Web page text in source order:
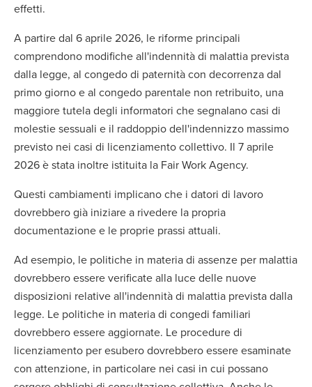
effetti.
A partire dal 6 aprile 2026, le riforme principali
comprendono modifiche all'indennità di malattia prevista
dalla legge, al congedo di paternità con decorrenza dal
primo giorno e al congedo parentale non retribuito, una
maggiore tutela degli informatori che segnalano casi di
molestie sessuali e il raddoppio dell'indennizzo massimo
previsto nei casi di licenziamento collettivo. Il 7 aprile
2026 è stata inoltre istituita la Fair Work Agency.
Questi cambiamenti implicano che i datori di lavoro
dovrebbero già iniziare a rivedere la propria
documentazione e le proprie prassi attuali.
Ad esempio, le politiche in materia di assenze per malattia
dovrebbero essere verificate alla luce delle nuove
disposizioni relative all'indennità di malattia prevista dalla
legge. Le politiche in materia di congedi familiari
dovrebbero essere aggiornate. Le procedure di
licenziamento per esubero dovrebbero essere esaminate
con attenzione, in particolare nei casi in cui possano